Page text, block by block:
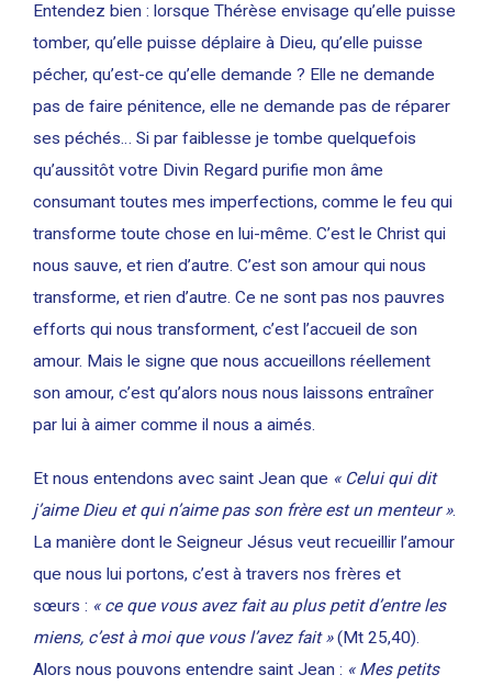
Entendez bien : lorsque Thérèse envisage qu’elle puisse
tomber, qu’elle puisse déplaire à Dieu, qu’elle puisse
pécher, qu’est-ce qu’elle demande ? Elle ne demande
pas de faire pénitence, elle ne demande pas de réparer
ses péchés… Si par faiblesse je tombe quelquefois
qu’aussitôt votre Divin Regard purifie mon âme
consumant toutes mes imperfections, comme le feu qui
transforme toute chose en lui-même. C’est le Christ qui
nous sauve, et rien d’autre. C’est son amour qui nous
transforme, et rien d’autre. Ce ne sont pas nos pauvres
efforts qui nous transforment, c’est l’accueil de son
amour. Mais le signe que nous accueillons réellement
son amour, c’est qu’alors nous nous laissons entraîner
par lui à aimer comme il nous a aimés.
Et nous entendons avec saint Jean que « Celui qui dit
j’aime Dieu et qui n’aime pas son frère est un menteur ».
La manière dont le Seigneur Jésus veut recueillir l’amour
que nous lui portons, c’est à travers nos frères et
sœurs : « ce que vous avez fait au plus petit d’entre les
miens, c’est à moi que vous l’avez fait »(Mt 25,40).
Alors nous pouvons entendre saint Jean : « Mes petits